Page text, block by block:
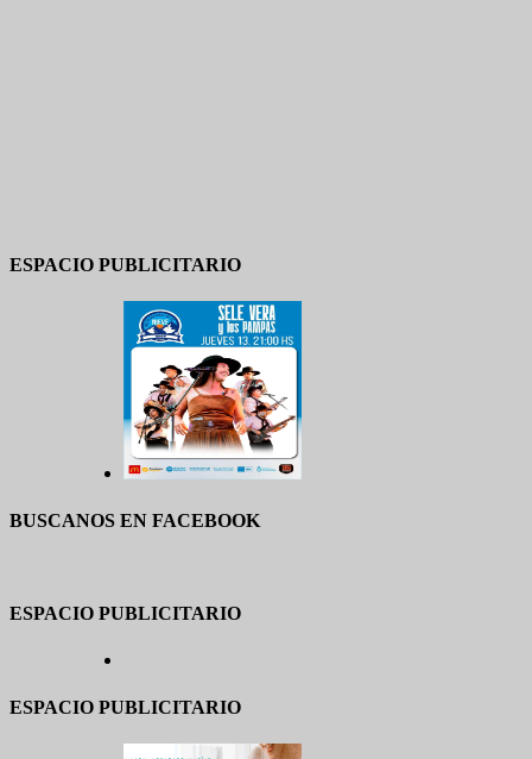
ESPACIO PUBLICITARIO
BUSCANOS EN FACEBOOK
ESPACIO PUBLICITARIO
ESPACIO PUBLICITARIO